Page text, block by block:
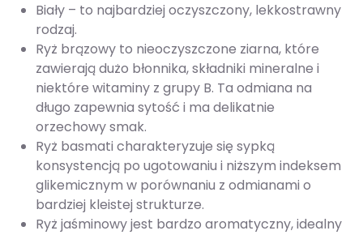
Biały – to najbardziej oczyszczony, lekkostrawny
rodzaj.
Ryż brązowy to nieoczyszczone ziarna, które
zawierają dużo błonnika, składniki mineralne i
niektóre witaminy z grupy B. Ta odmiana na
długo zapewnia sytość i ma delikatnie
orzechowy smak.
Ryż basmati charakteryzuje się sypką
konsystencją po ugotowaniu i niższym indeksem
glikemicznym w porównaniu z odmianami o
bardziej kleistej strukturze.
Ryż jaśminowy jest bardzo aromatyczny, idealny